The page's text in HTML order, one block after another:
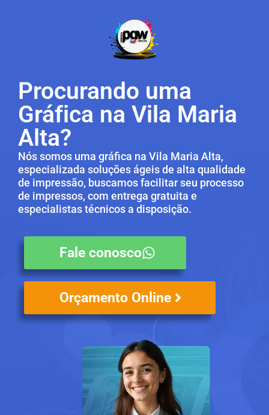
Procurando uma
Gráfica na Vila Maria
Alta?
Nós somos uma gráfica na Vila Maria Alta,
especializada soluções ágeis de alta qualidade
de impressão, buscamos facilitar seu processo
de impressos, com entrega gratuita e
especialistas técnicos a disposição.
Fale conosco
Orçamento Online